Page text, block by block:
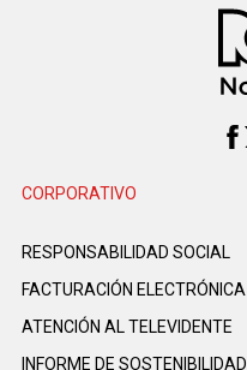
CORPORATIVO
RESPONSABILIDAD SOCIAL
FACTURACIÓN ELECTRÓNICA
ATENCIÓN AL TELEVIDENTE
INFORME DE SOSTENIBILIDAD